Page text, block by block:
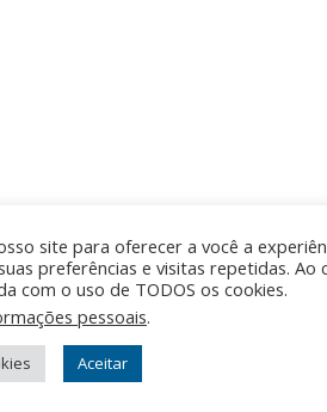
site para oferecer a você a
preferências e visitas repetidas. Ao
com o uso de TODOS os cookies.
pessoais.
Aceitar